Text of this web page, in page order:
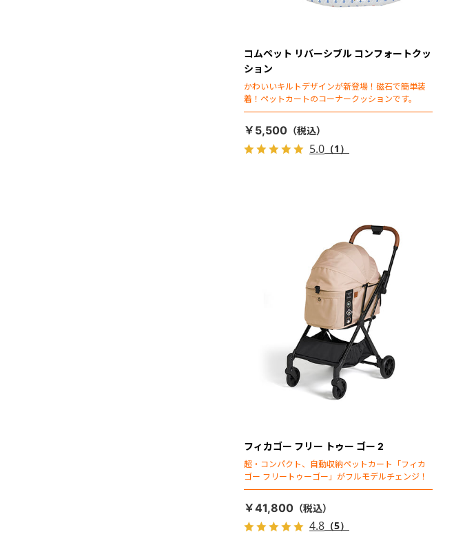
コムペット リバーシブル コンフォートクッ
ション
かわいいキルトデザインが新登場！磁石で簡単装
着！ペットカートのコーナークッションです。
￥5,500
5.0 （1）
フィカゴー フリー トゥー ゴー 2
超・コンパクト、自動収納ペットカート「フィカ
ゴー フリートゥーゴー」がフルモデルチェンジ！
￥41,800
4.8 （5）